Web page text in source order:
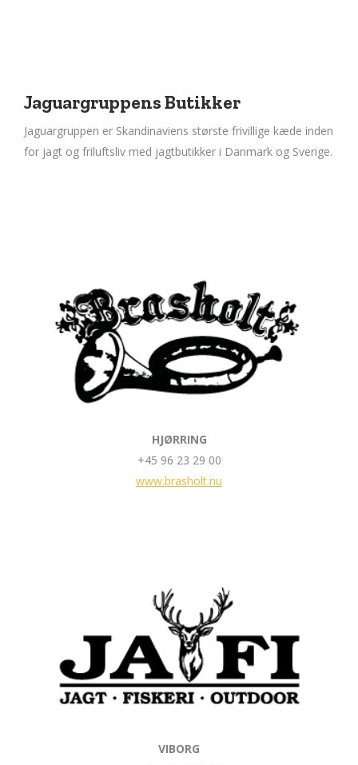
Jaguargruppens Butikker
Jaguargruppen er Skandinaviens største frivillige kæde inden
for jagt og friluftsliv med jagtbutikker i Danmark og Sverige.
HJØRRING
+45 96 23 29 00
www.brasholt.nu
VIBORG